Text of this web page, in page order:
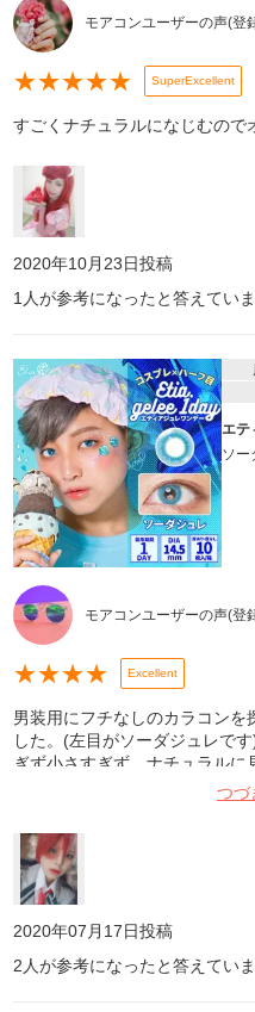
モアコンユーザーの声(登
★★★★★ SuperExcellent
すごくナチュラルになじむので
2020年10月23日投稿
1 人が参考になったと答えてい
エテ
ソー
モアコンユーザーの声(登
★★★★ Excellent
男装用にフチなしのカラコンを
した。(左目がソーダジュレで
ぎず小さすぎず、ナチュラル
目が乾燥してしまい長時間は付
つづ
2020年07月17日投稿
2 人が参考になったと答えてい